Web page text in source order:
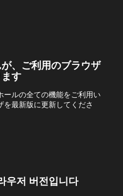
、ご利用のブラウザ
す
ールの全ての機能をご利用い
を最新版に更新してくださ
우저 버전입니다